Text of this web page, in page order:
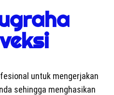
untuk mengerjakan
sehingga menghasikan